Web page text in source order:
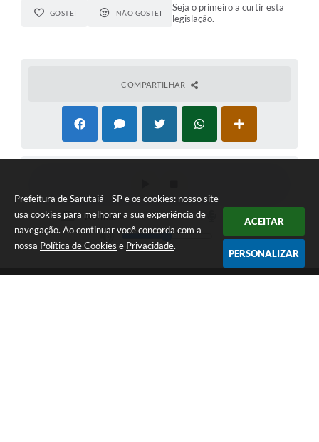
Prefeitura de Sarutaiá - SP e os cookies: nosso site
usa cookies para melhorar a sua experiência de
navegação. Ao continuar você concorda com a
nossa Política de Cookies e Privacidade.
ACEITAR
PERSONALIZAR
GOSTEI NÃO GOSTEI
Seja o primeiro a curtir esta
legislação.
COMPARTILHAR